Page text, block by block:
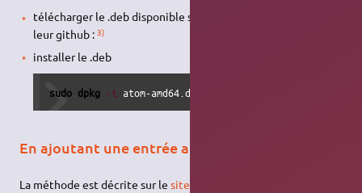
télécharger le .deb disponible sur le site de l'éditeur
leur github : 3)
installer le .deb
sudo dpkg -i atom-amd64.deb
En ajoutant une entrée aux sources
La méthode est décrite sur lesite officiel des développeurs